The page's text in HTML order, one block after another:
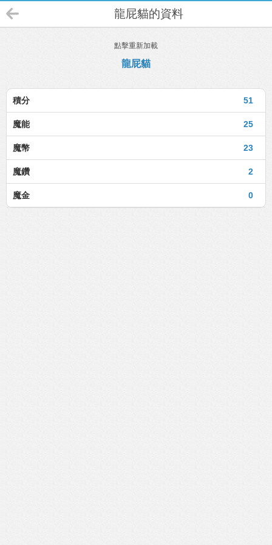
龍屁貓的資料
點擊重新加載
龍屁貓
51
積分
25
魔能
23
魔幣
2
魔鑽
0
魔金